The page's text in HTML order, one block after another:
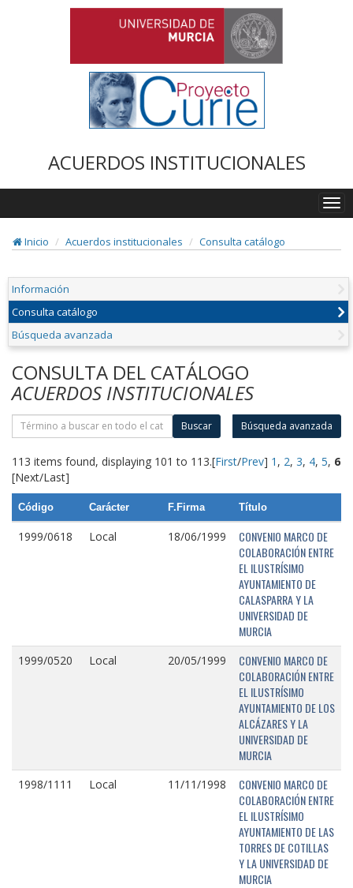
ACUERDOS INSTITUCIONALES
Inicio
Acuerdos institucionales Consulta catálogo
Información
Consulta catálogo
Búsqueda avanzada
CONSULTA DEL CATÁLOGO
ACUERDOS INSTITUCIONALES
Buscar Búsqueda avanzada
113 items found, displaying 101 to 113.[First/Prev] 1 , 2, 3, 4, 5, 6
[Next/Last]
Código Carácter F.Firma Título
1999/0618 Local 18/06/1999
CONVENIO MARCO DE
COLABORACIÓN ENTRE
EL ILUSTRÍSIMO
AYUNTAMIENTO DE
CALASPARRA Y LA
UNIVERSIDAD DE
MURCIA
1999/0520 Local 20/05/1999
CONVENIO MARCO DE
COLABORACIÓN ENTRE
EL ILUSTRÍSIMO
AYUNTAMIENTO DE LOS
ALCÁZARES Y LA
UNIVERSIDAD DE
MURCIA
1998/1111 Local 11/11/1998
CONVENIO MARCO DE
COLABORACIÓN ENTRE
EL ILUSTRÍSIMO
AYUNTAMIENTO DE LAS
TORRES DE COTILLAS
Y LA UNIVERSIDAD DE
MURCIA